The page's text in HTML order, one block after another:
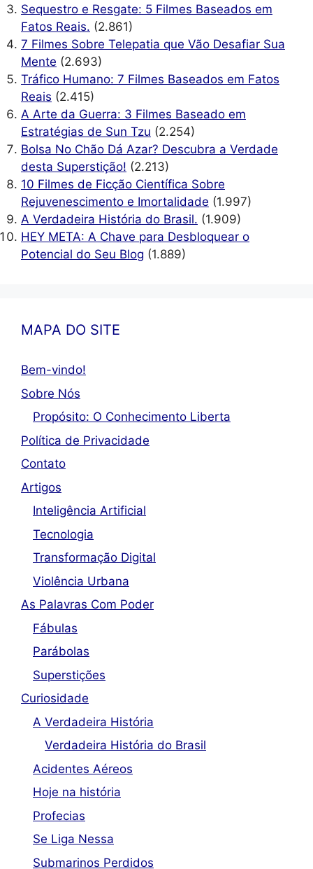
Sequestro e Resgate: 5 Filmes Baseados em
Fatos Reais. (2.861)
7 Filmes Sobre Telepatia que Vão Desafiar Sua
Mente (2.693)
Tráfico Humano: 7 Filmes Baseados em Fatos
Reais (2.415)
A Arte da Guerra: 3 Filmes Baseado em
Estratégias de Sun Tzu (2.254)
Bolsa No Chão Dá Azar? Descubra a Verdade
desta Superstição! (2.213)
10 Filmes de Ficção Científica Sobre
Rejuvenescimento e Imortalidade (1.997)
A Verdadeira História do Brasil. (1.909)
HEY META: A Chave para Desbloquear o
Potencial do Seu Blog (1.889)
MAPA DO SITE
Bem-vindo!
Sobre Nós
Propósito: O Conhecimento Liberta
Política de Privacidade
Contato
Artigos
Inteligência Artificial
Tecnologia
Transformação Digital
Violência Urbana
As Palavras Com Poder
Fábulas
Parábolas
Superstições
Curiosidade
A Verdadeira História
Verdadeira História do Brasil
Acidentes Aéreos
Hoje na história
Profecias
Se Liga Nessa
Submarinos Perdidos